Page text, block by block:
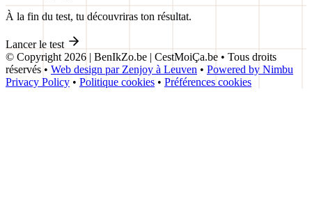
À la fin du test, tu découvriras ton résultat.
Lancer le test
© Copyright 2026 | BenIkZo.be | CestMoiÇa.be • Tous droits
réservés • Web design par Zenjoy à Leuven • Powered by Nimbu
Privacy Policy • Politique cookies • Préférences cookies